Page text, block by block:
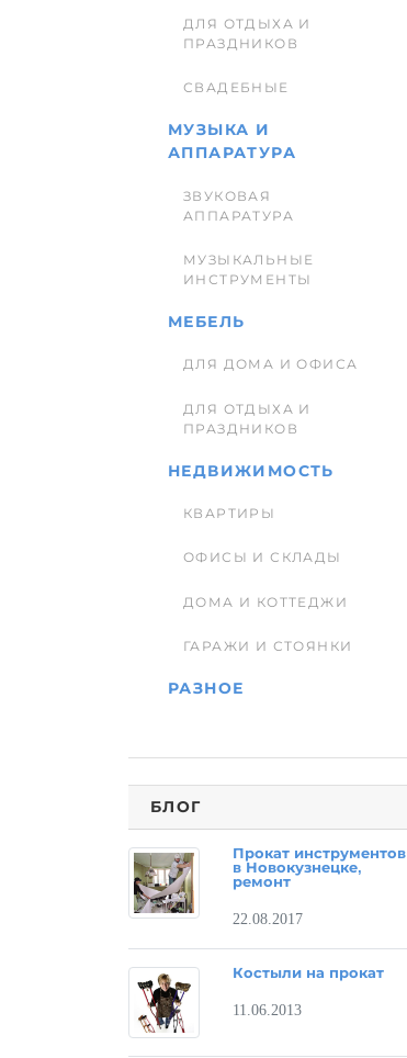
ДЛЯ ОТДЫХА И
ПРАЗДНИКОВ
СВАДЕБНЫЕ
МУЗЫКА И
АППАРАТУРА
ЗВУКОВАЯ
АППАРАТУРА
МУЗЫКАЛЬНЫЕ
ИНСТРУМЕНТЫ
МЕБЕЛЬ
ДЛЯ ДОМА И ОФИСА
ДЛЯ ОТДЫХА И
ПРАЗДНИКОВ
НЕДВИЖИМОСТЬ
КВАРТИРЫ
ОФИСЫ И СКЛАДЫ
ДОМА И КОТТЕДЖИ
ГАРАЖИ И СТОЯНКИ
РАЗНОЕ
БЛОГ
Прокат инструментов
в Новокузнецке,
ремонт
22.08.2017
Костыли на прокат
11.06.2013